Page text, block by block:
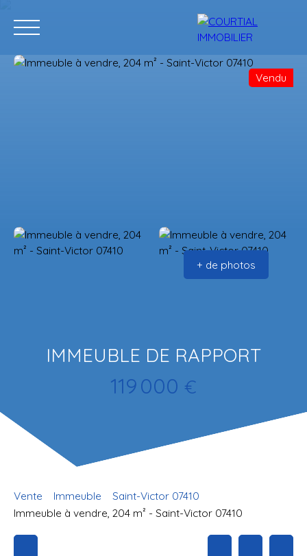
Vendu
+ de photos
IMMEUBLE DE RAPPORT
119 000 €
Vente Immeuble
Saint-Victor 07410
Immeuble à vendre, 204 m² - Saint-Victor 07410